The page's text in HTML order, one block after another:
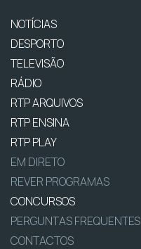
NOTÍCIAS
DESPORTO
TELEVISÃO
RÁDIO
RTP ARQUIVOS
RTP ENSINA
RTP PLAY
EM DIRETO
REVER PROGRAMAS
CONCURSOS
PERGUNTAS FREQUENTES
CONTACTOS